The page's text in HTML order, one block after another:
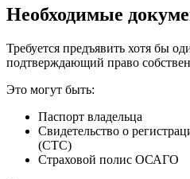
Необходимые
Требуется предъявить хотя бы
подтверждающий право
Это могут быть:
Паспорт владельца
Свидетельство о
(СТС)
Страховой полис ОСАГО